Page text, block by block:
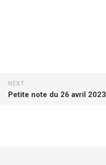
NEXT
Petite note du 26 avril 2023